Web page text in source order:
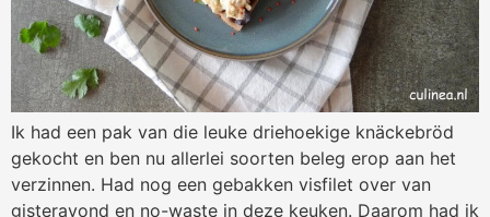
Ik had een pak van die leuke driehoekige knäckebröd
gekocht en ben nu allerlei soorten beleg erop aan het
verzinnen. Had nog een gebakken visfilet over van
gisteravond en no-waste in deze keuken. Daarom had ik